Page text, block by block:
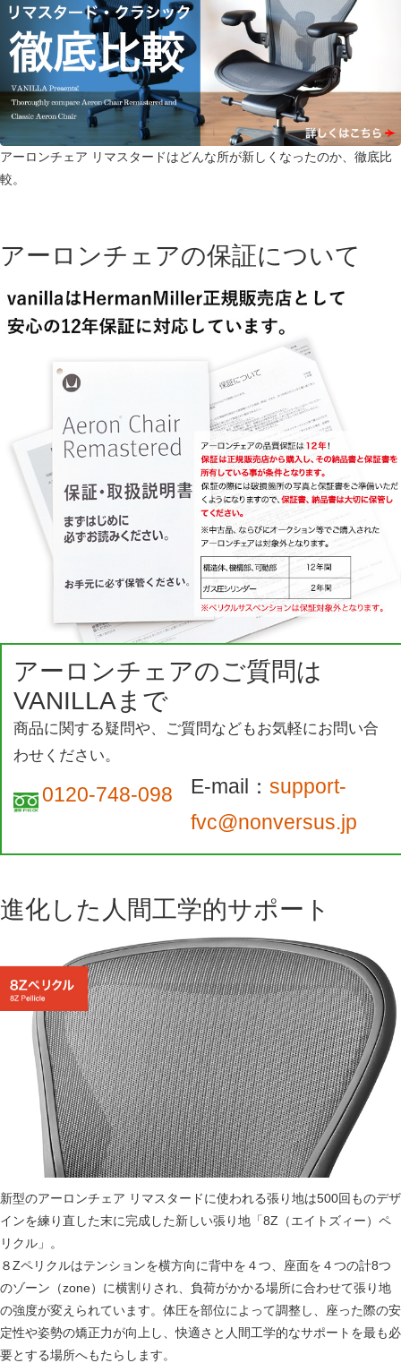
アーロンチェア リマスタードはどんな所が新しくなったのか、徹底比
較。
アーロンチェアの保証について
アーロンチェアのご質問は
VANILLAまで
商品に関する疑問や、ご質問などもお気軽にお問い合
わせください。
0120-748-098 E-mail：support-
fvc@nonversus.jp
進化した人間工学的サポート
新型のアーロンチェア リマスタードに使われる張り地は500回ものデザ
インを練り直した末に完成した新しい張り地「8Z（エイトズィー）ペ
リクル」。
８Zペリクルはテンションを横方向に背中を４つ、座面を４つの計8つ
のゾーン（zone）に横割りされ、負荷がかかる場所に合わせて張り地
の強度が変えられています。体圧を部位によって調整し、座った際の安
定性や姿勢の矯正力が向上し、快適さと人間工学的なサポートを最も必
要とする場所へもたらします。